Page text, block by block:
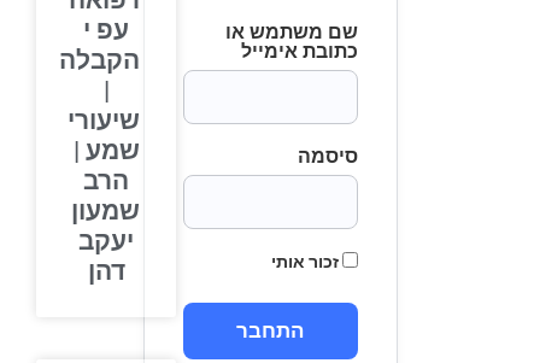
שם משתמש או
כתובת אימייל
סיסמה
זכור אותי
עפ י
הקבלה
שיעורי
שמע |
הרב
שמעון
יעקב
דהן